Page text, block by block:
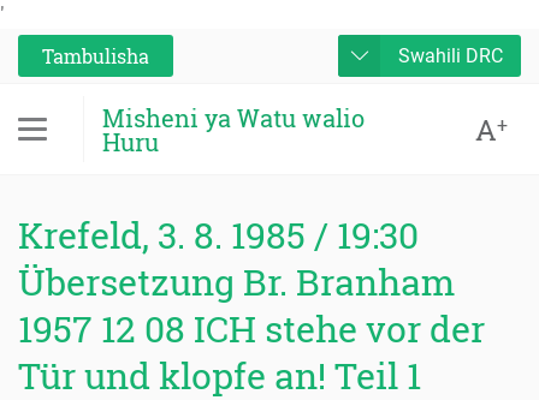
'
Tambulisha
Swahili DRC
Misheni ya Watu walio
Huru A+
Krefeld, 3. 8. 1985 / 19:30
Übersetzung Br. Branham
1957 12 08 ICH stehe vor der
Tür und klopfe an! Teil 1